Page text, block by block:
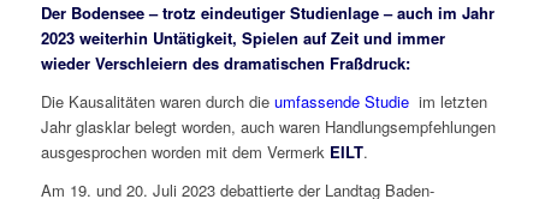
Der Bodensee – trotz eindeutiger Studienlage – auch im Jahr
2023 weiterhin Untätigkeit, Spielen auf Zeit und immer
wieder Verschleiern des dramatischen Fraßdruck:
Die Kausalitäten waren durch die umfassende Studieim letzten
Jahr glasklar belegt worden, auch waren Handlungsempfehlungen
ausgesprochen worden mit dem Vermerk EILT.
Am 19. und 20. Juli 2023 debattierte der Landtag Baden-